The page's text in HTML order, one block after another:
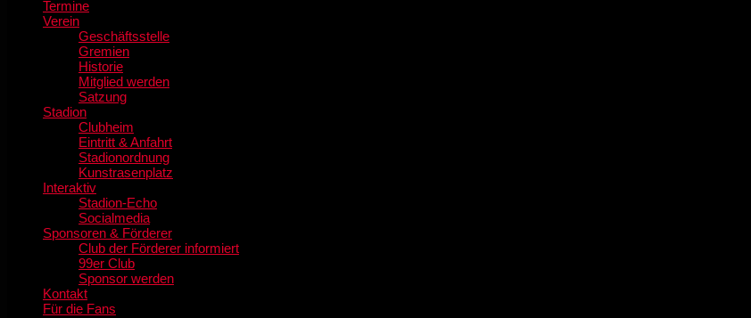
Termine
Verein
Geschäftsstelle
Gremien
Historie
Mitglied werden
Satzung
Stadion
Clubheim
Eintritt & Anfahrt
Stadionordnung
Kunstrasenplatz
Interaktiv
Stadion-Echo
Socialmedia
Sponsoren & Förderer
Club der Förderer informiert
99er Club
Sponsor werden
Kontakt
Für die Fans